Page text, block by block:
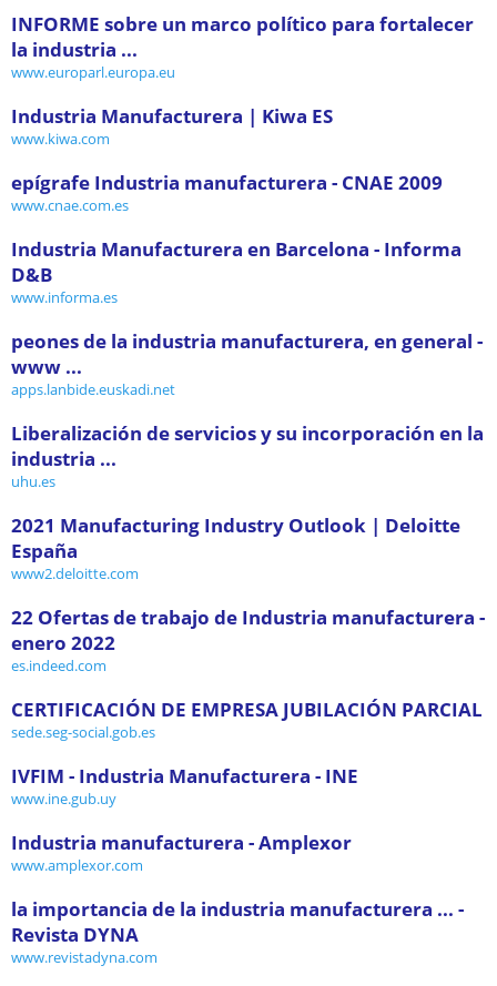
INFORME sobre un marco político para fortalecer
la industria ...
www.europarl.europa.eu
Industria Manufacturera | Kiwa ES
www.kiwa.com
epígrafe Industria manufacturera - CNAE 2009
www.cnae.com.es
Industria Manufacturera en Barcelona - Informa
D&B
www.informa.es
peones de la industria manufacturera, en general -
www ...
apps.lanbide.euskadi.net
Liberalización de servicios y su incorporación en la
industria ...
uhu.es
2021 Manufacturing Industry Outlook | Deloitte
España
www2.deloitte.com
22 Ofertas de trabajo de Industria manufacturera -
enero 2022
es.indeed.com
CERTIFICACIÓN DE EMPRESA JUBILACIÓN PARCIAL
sede.seg-social.gob.es
IVFIM - Industria Manufacturera - INE
www.ine.gub.uy
Industria manufacturera - Amplexor
www.amplexor.com
la importancia de la industria manufacturera ... -
Revista DYNA
www.revistadyna.com